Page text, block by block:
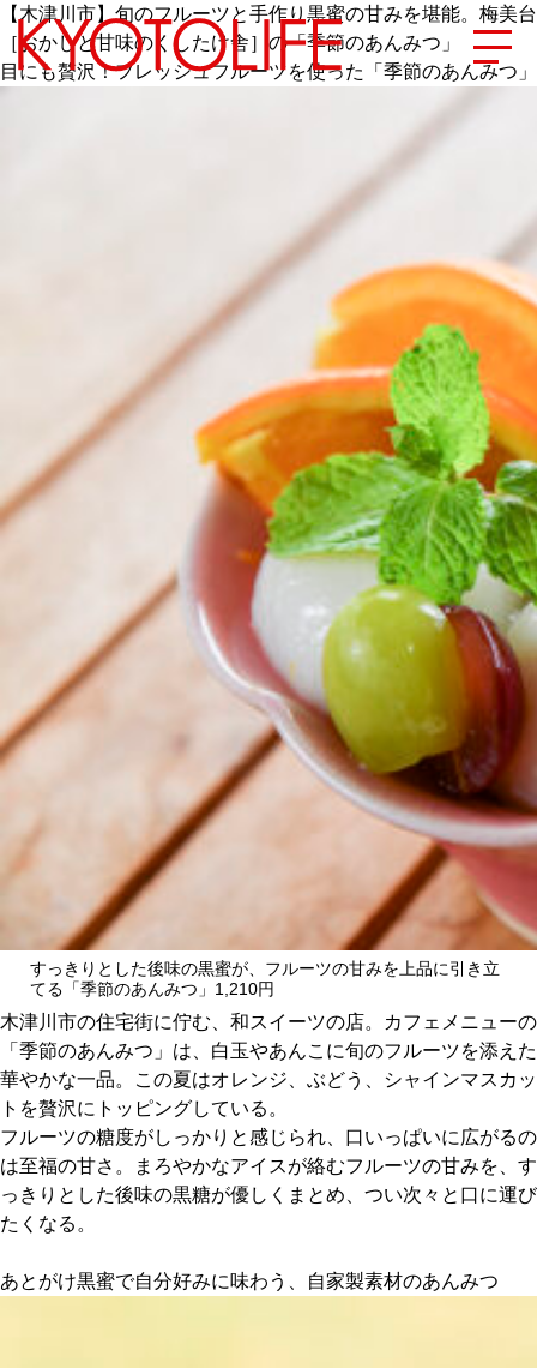
カテゴリーから探す
NEW OPEN
SERIES
ABOUT US
Instagram
チケットプレゼント応募
MAIN MENU
SERIES
カレーが好き
京都おやつクラブ
私と店のはなし
今月の京みやげ
【木津川市】旬のフルーツと手作り黒蜜の甘みを堪能。梅美台
［おかしと甘味のくしたけ舎］の「季節のあんみつ」
目にも贅沢！フレッシュフルーツを使った「季節のあんみつ」
すっきりとした後味の黒蜜が、フルーツの甘みを上品に引き立
てる「季節のあんみつ」1,210円
木津川市の住宅街に佇む、和スイーツの店。カフェメニューの
「季節のあんみつ」は、白玉やあんこに旬のフルーツを添えた
華やかな一品。この夏はオレンジ、ぶどう、シャインマスカッ
トを贅沢にトッピングしている。
フルーツの糖度がしっかりと感じられ、口いっぱいに広がるの
は至福の甘さ。まろやかなアイスが絡むフルーツの甘みを、す
っきりとした後味の黒糖が優しくまとめ、つい次々と口に運び
たくなる。
あとがけ黒蜜で自分好みに味わう、自家製素材のあんみつ